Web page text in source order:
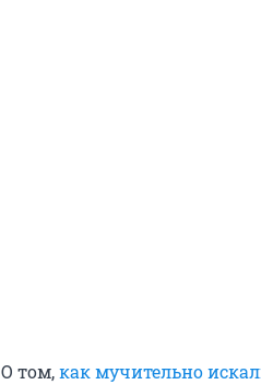
О том,как мучительно